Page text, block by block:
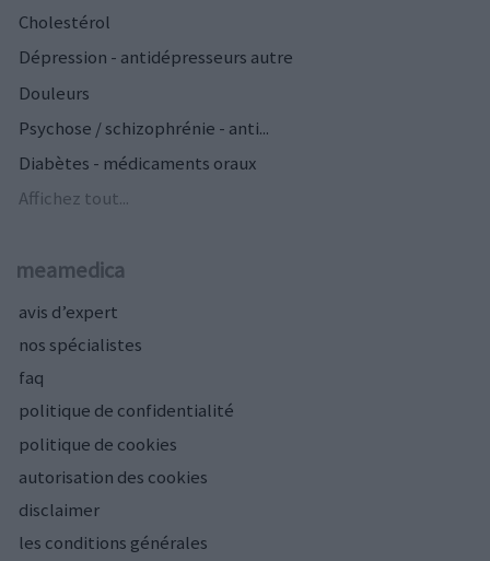
Cholestérol
Dépression - antidépresseurs autre
Douleurs
Psychose / schizophrénie - anti...
Diabètes - médicaments oraux
Affichez tout...
meamedica
avis d’expert
nos spécialistes
faq
politique de confidentialité
politique de cookies
autorisation des cookies
disclaimer
les conditions générales